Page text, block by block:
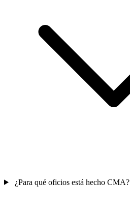
¿Para qué oficios está hecho CMA?